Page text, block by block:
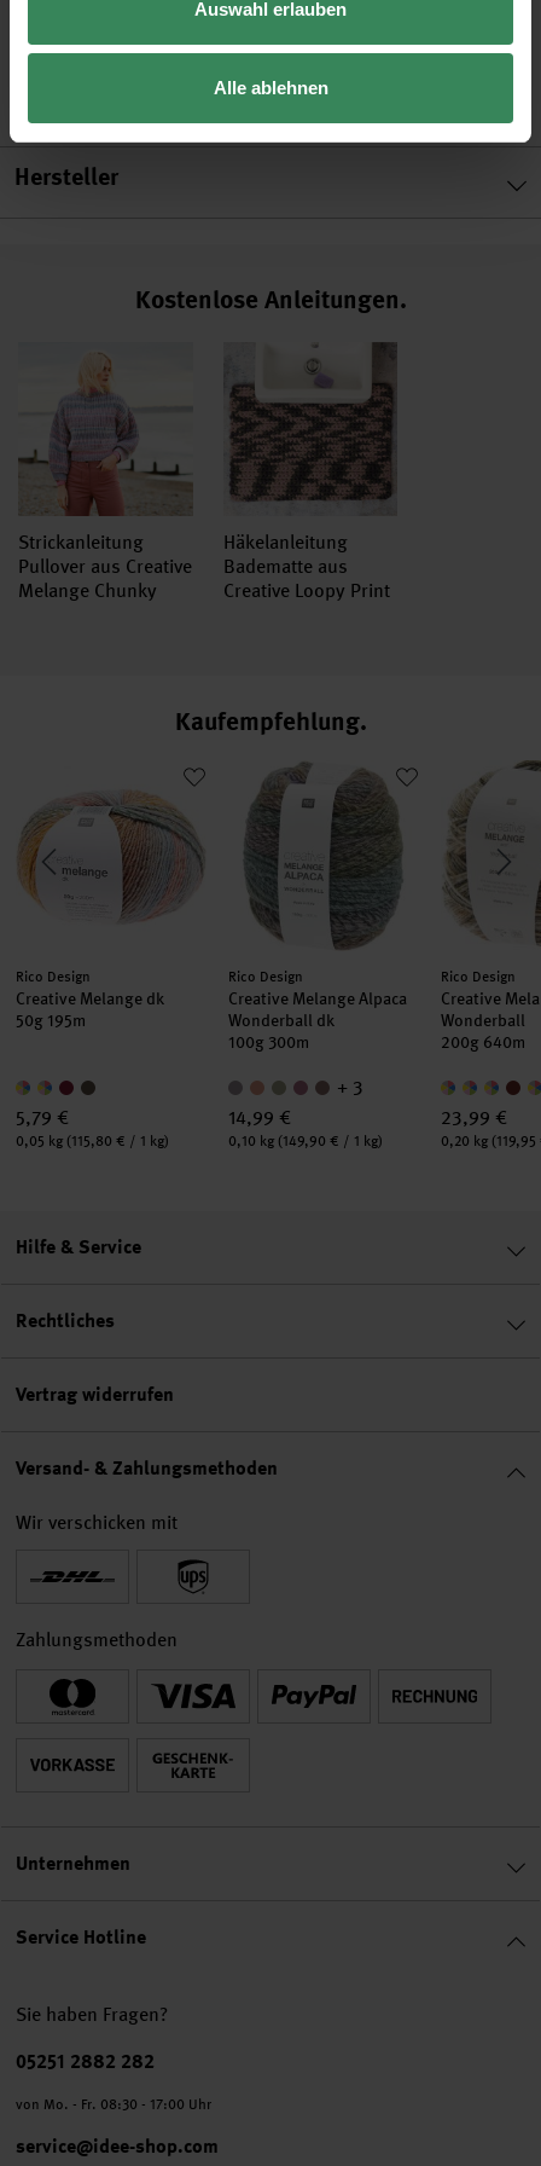
Auswahl erlauben
Alle ablehnen
Hersteller
Kostenlose Anleitungen.
Strickanleitung
Pullover aus Creative
Melange Chunky
Häkelanleitung
Badematte aus
Creative Loopy Print
Kaufempfehlung
Hersteller:
Rico Design
Creative Melange dk
50g 195m
5,79 €
Inhalt:
0,05 kg (115,80 € / 1 kg)
Creative Melange Alpaca Wonderball
Hersteller:
Rico Design
Creative Melange Alpaca
Wonderball dk
100g 300m
+ 3
14,99 €
Inhalt:
0,10 kg (149,90 € / 1 kg)
Creative
Hersteller:
Rico Design
Creative
Wonderball
200g 640m
23,99 €
Inhalt:
0,20 kg
Service Hotline
Sie haben Fragen?
Telefonnummer
05251 2882 282
von Mo. - Fr. 08:30 - 17:00 Uhr
service@idee-shop.com
Hilfe & Service
Rechtliches
Vertrag widerrufen
Versand- & Zahlungsmethoden
Wir verschicken mit
Zahlungsmethoden
Unternehmen